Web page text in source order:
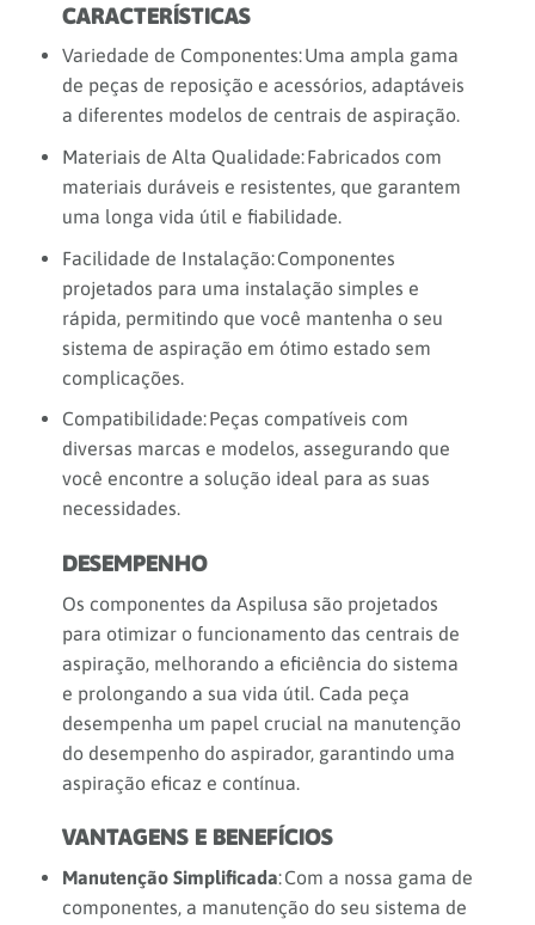
CARACTERÍSTICAS
Variedade de Componentes: Uma ampla gama
de peças de reposição e acessórios, adaptáveis
a diferentes modelos de centrais de aspiração.
Materiais de Alta Qualidade: Fabricados com
materiais duráveis e resistentes, que garantem
uma longa vida útil e fiabilidade.
Facilidade de Instalação: Componentes
projetados para uma instalação simples e
rápida, permitindo que você mantenha o seu
sistema de aspiração em ótimo estado sem
complicações.
Compatibilidade: Peças compatíveis com
diversas marcas e modelos, assegurando que
você encontre a solução ideal para as suas
necessidades.
DESEMPENHO
Os componentes da Aspilusa são projetados
para otimizar o funcionamento das centrais de
aspiração, melhorando a eficiência do sistema
e prolongando a sua vida útil. Cada peça
desempenha um papel crucial na manutenção
do desempenho do aspirador, garantindo uma
aspiração eficaz e contínua.
VANTAGENS E BENEFÍCIOS
Manutenção Simplificada: Com a nossa gama de
componentes, a manutenção do seu sistema de